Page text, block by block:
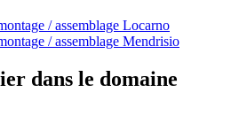
/ assemblage Locarno
/ assemblage Mendrisio
dans le domaine